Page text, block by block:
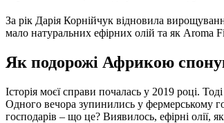
За рік Дарія Корнійчук відновила
мало натуральних ефірних олій та як Aroma
Як подорожі Африкою
Історія моєї справи почалась у 2019 році.
Одного вечора зупинились у фермерському
господарів – що це? Виявилось, ефірні олії,